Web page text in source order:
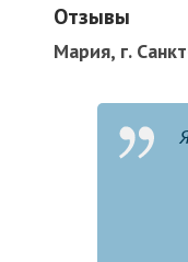
Отзывы
Мария, г.